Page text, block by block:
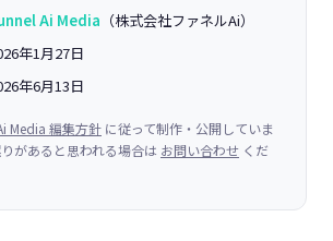
Ai Media （株式会社ファネルAi）
年1月27日
年6月13日
Media 編集方針 に従って制作・公開していま
があると思われる場合は お問い合わせ くだ